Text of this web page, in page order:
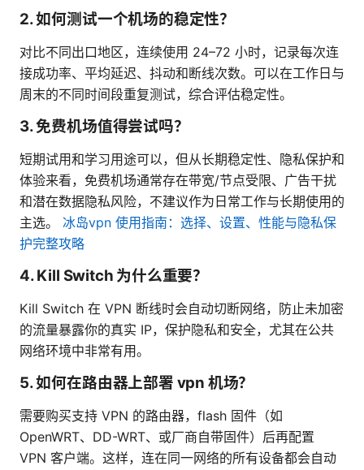
2. 如何测试一个机场的稳定性？
对比不同出口地区，连续使用 24–72 小时，记录每次连
接成功率、平均延迟、抖动和断线次数。可以在工作日与
周末的不同时间段重复测试，综合评估稳定性。
3. 免费机场值得尝试吗？
短期试用和学习用途可以，但从长期稳定性、隐私保护和
体验来看，免费机场通常存在带宽/节点受限、广告干扰
和潜在数据隐私风险，不建议作为日常工作与长期使用的
主选。 冰岛vpn 使用指南：选择、设置、性能与隐私保
护完整攻略
4. Kill Switch 为什么重要？
Kill Switch 在 VPN 断线时会自动切断网络，防止未加密
的流量暴露你的真实 IP，保护隐私和安全，尤其在公共
网络环境中非常有用。
5. 如何在路由器上部署 vpn 机场？
需要购买支持 VPN 的路由器，flash 固件（如
OpenWRT、DD-WRT、或厂商自带固件）后再配置
VPN 客户端。这样，连在同一网络的所有设备都会自动